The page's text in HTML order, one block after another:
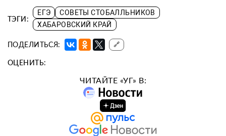
ТЭГИ:
ЕГЭ
СОВЕТЫ СТОБАЛЛЬНИКОВ
ХАБАРОВСКИЙ КРАЙ
ПОДЕЛИТЬСЯ: 🔗
ОЦЕНИТЬ:
ЧИТАЙТЕ «УГ» В: